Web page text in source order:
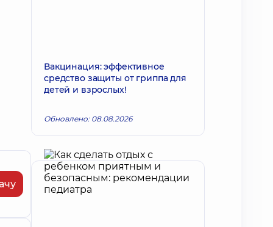
Вакцинация: эффективное
средство защиты от гриппа для
детей и взрослых!
Обновлено: 08.08.2026